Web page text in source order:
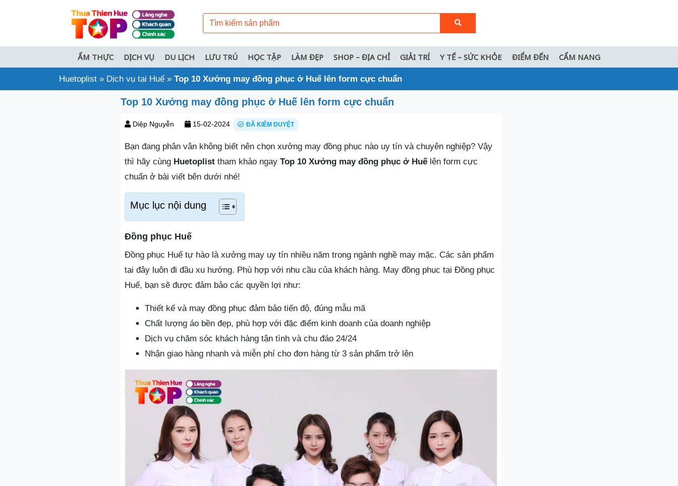
ẨM THỰC DỊCH VỤ DU LỊCH LƯU TRÚ HỌC TẬP LÀM ĐẸP SHOP – ĐỊA CHỈ GIẢI TRÍ Y TẾ – SỨC KHỎE ĐIỂM ĐẾN CẨM NANG
Huetoplist » Dịch vụ tại Huế » Top 10 Xưởng may đồng phục ở Huế lên form cực chuẩn
Top 10 Xưởng may đồng phục ở Huế lên form cực chuẩn
Diệp Nguyễn 15-02-2024 ĐÃ KIỂM DUYỆT
Bạn đang phân vân không biết nên chọn xưởng may đồng phục nào uy tín và chuyên nghiệp? Vậy
thì hãy cùng Huetoplist tham khảo ngay Top 10 Xưởng may đồng phục ở Huếlên form cực
chuẩn ở bài viết bên dưới nhé!
Mục lục nội dung
Đồng phục Huế
Đồng phục Huế tự hào là xưởng may uy tín nhiều năm trong ngành nghề may mặc. Các sản phẩm
tại đây luôn đi đầu xu hướng. Phù hợp với nhu cầu của khách hàng. May đồng phục tại Đồng phục
Huế, bạn sẽ được đảm bảo các quyền lợi như:
Thiết kế và may đồng phục đảm bảo tiến độ, đúng mẫu mã
Chất lượng áo bền đẹp, phù hợp với đặc điểm kinh doanh của doanh nghiệp
Dịch vụ chăm sóc khách hàng tận tình và chu đáo 24/24
Nhận giao hàng nhanh và miễn phí cho đơn hàng từ 3 sản phẩm trở lên